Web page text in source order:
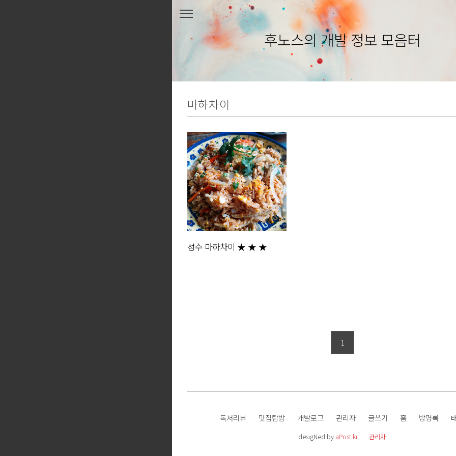
후노스의 개발 정보 모음터
마하차이
성수 마하차이 ★ ★ ★
1
독서리뷰 맛집탐방 개발로그 관리자 글쓰기 홈 방명록
desigNed by aPost.kr 관리자